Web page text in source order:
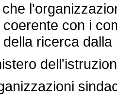
con i
ricerca